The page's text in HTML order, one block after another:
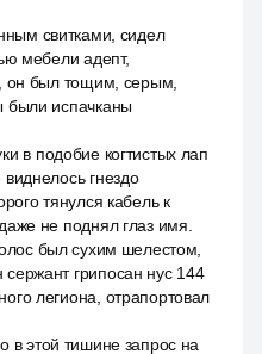
свитками, сидел
мебели адепт,
он был тощим, серым,
были испачканы
в подобие когтистых лап
гнездо
тянулся кабель к
не поднял глаз имя.
был сухим шелестом,
грипосан нус 144
легиона, отрапортовал
в этой тишине запрос на